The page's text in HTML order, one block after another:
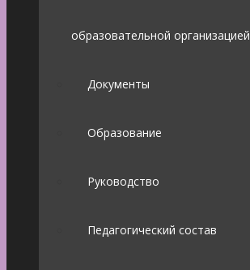
образовательной организацией
Документы
Образование
Руководство
Педагогический состав